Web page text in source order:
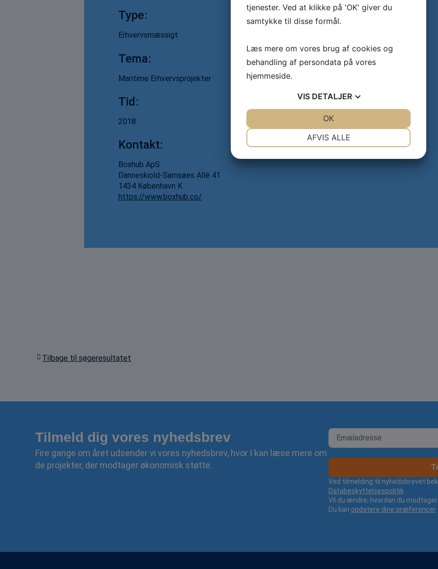
Type:
Erhvervsmæssigt
Tema:
Maritime Erhvervsprojekter
Tid:
2018
Kontakt:
Boxhub ApS
Danneskiold-Samsøes Allé 41
1434 København K
https://www.boxhub.co/
Tilbage til søgeresultatet
Tilmeld dig vores nyhedsbrev
Fire gange om året udsender vi vores nyhedsbrev, hvor I kan læse mere om
de projekter, der modtager økonomisk støtte.
Ved tilmelding til nyhedsbrevet
Databeskyttelsespolitik
Vil du ændre, hvordan du
Du kan opdatere dine præferencer
tjenester. Ved at klikke på 'OK' giver du
samtykke til disse formål.
Læs mere om vores brug af cookies og
behandling af persondata på vores
hjemmeside.
VIS DETALJER
AFVIS ALLE
OK